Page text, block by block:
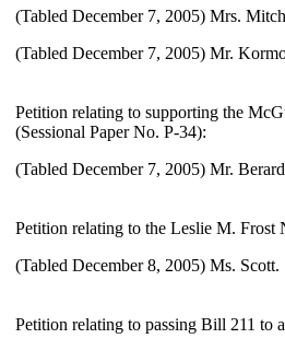
(Tabled December 7, 2005) Mrs.
(Tabled December 7, 2005) Mr.
Petition relating to supporting the
(Sessional Paper No. P-34):
(Tabled December 7, 2005) Mr.
Petition relating to the Leslie M. Frost
(Tabled December 8, 2005) Ms. Scott.
Petition relating to passing Bill 211 to